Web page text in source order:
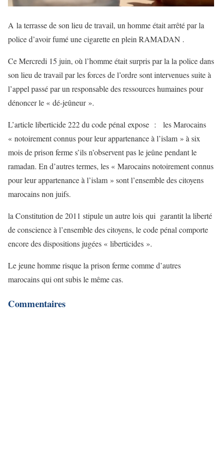
A la terrasse de son lieu de travail, un homme était arrêté par la
police d’avoir fumé une cigarette en plein RAMADAN .
Ce Mercredi 15 juin, où l’homme était surpris par la la police dans
son lieu de travail par les forces de l’ordre sont intervenues suite à
l’appel passé par un responsable des ressources humaines pour
dénoncer le « dé-jeûneur ».
L’article liberticide 222 du code pénal expose : les Marocains
« notoirement connus pour leur appartenance à l’islam » à six
mois de prison ferme s’ils n’observent pas le jeûne pendant le
ramadan. En d’autres termes, les « Marocains notoirement connus
pour leur appartenance à l’islam » sont l’ensemble des citoyens
marocains non juifs.
la Constitution de 2011 stipule un autre lois qui garantit la liberté
de conscience à l’ensemble des citoyens, le code pénal comporte
encore des dispositions jugées « liberticides ».
Le jeune homme risque la prison ferme comme d’autres
marocains qui ont subis le même cas.
Commentaires